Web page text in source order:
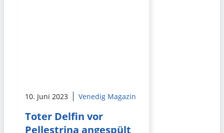
10. Juni 2023 Venedig Magazin
Toter Delfin vor
Pellestrina angespült